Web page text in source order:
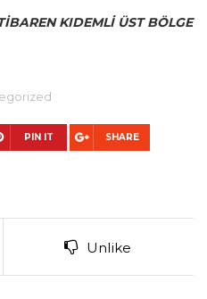
KIDEMLİ ÜST BÖLGE
PIN IT SHARE
Unlike